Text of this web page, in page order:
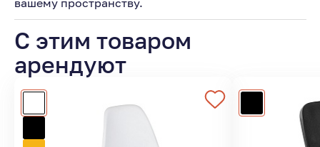
вашему пространству.
С этим товаром
арендуют